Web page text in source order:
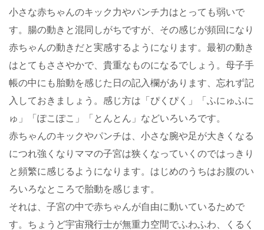
小さな赤ちゃんのキック力やパンチ力はとっても弱いで
す。腸の動きと混同しがちですが、その感じが頻回になり
赤ちゃんの動きだと実感するようになります。最初の動き
はとてもささやかで、貴重なものになるでしょう。母子手
帳の中にも胎動を感じた日の記入欄があります、忘れず記
入しておきましょう。感じ方は「ぴくぴく」「ふにゅふに
ゅ」「ぽこぽこ」「とんとん」などいろいろです。
赤ちゃんのキックやパンチは、小さな腕や足が大きくなる
につれ強くなりママの子宮は狭くなっていくのではっきり
と頻繁に感じるようになります。はじめのうちはお腹のい
ろいろなところで胎動を感じます。
それは、子宮の中で赤ちゃんが自由に動いているためで
す。ちょうど宇宙飛行士が無重力空間でふわふわ、くるく